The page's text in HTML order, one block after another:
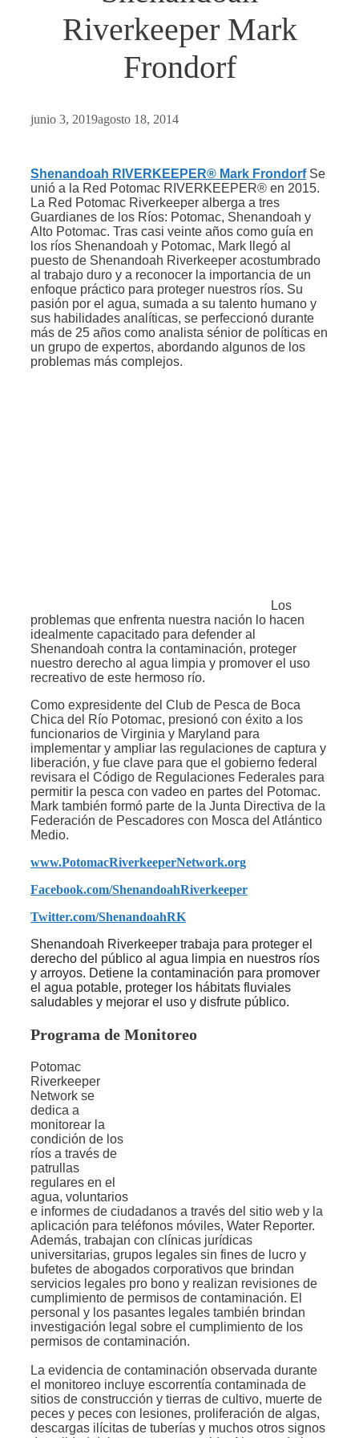
Riverkeeper Mark
Frondorf
junio 3, 2019agosto 18, 2014
Shenandoah RIVERKEEPER® Mark FrondorfSe
unió a la Red Potomac RIVERKEEPER® en 2015.
La Red Potomac Riverkeeper alberga a tres
Guardianes de los Ríos: Potomac, Shenandoah y
Alto Potomac. Tras casi veinte años como guía en
los ríos Shenandoah y Potomac, Mark llegó al
puesto de Shenandoah Riverkeeper acostumbrado
al trabajo duro y a reconocer la importancia de un
enfoque práctico para proteger nuestros ríos. Su
pasión por el agua, sumada a su talento humano y
sus habilidades analíticas, se perfeccionó durante
más de 25 años como analista sénior de políticas en
un grupo de expertos, abordando algunos de los
problemas más complejos.
Los
problemas que enfrenta nuestra nación lo hacen
idealmente capacitado para defender al
Shenandoah contra la contaminación, proteger
nuestro derecho al agua limpia y promover el uso
recreativo de este hermoso río.
Como expresidente del Club de Pesca de Boca
Chica del Río Potomac, presionó con éxito a los
funcionarios de Virginia y Maryland para
implementar y ampliar las regulaciones de captura y
liberación, y fue clave para que el gobierno federal
revisara el Código de Regulaciones Federales para
permitir la pesca con vadeo en partes del Potomac.
Mark también formó parte de la Junta Directiva de la
Federación de Pescadores con Mosca del Atlántico
Medio.
www.PotomacRiverkeeperNetwork.org
Facebook.com/ShenandoahRiverkeeper
Twitter.com/ShenandoahRK
Shenandoah Riverkeeper trabaja para proteger el
derecho del público al agua limpia en nuestros ríos
y arroyos. Detiene la contaminación para promover
el agua potable, proteger los hábitats fluviales
saludables y mejorar el uso y disfrute público.
Programa de Monitoreo
Potomac
Riverkeeper
Network se
dedica a
monitorear la
condición de los
ríos a través de
patrullas
regulares en el
agua, voluntarios
e informes de ciudadanos a través del sitio web y la
aplicación para teléfonos móviles, Water Reporter.
Además, trabajan con clínicas jurídicas
universitarias, grupos legales sin fines de lucro y
bufetes de abogados corporativos que brindan
servicios legales pro bono y realizan revisiones de
cumplimiento de permisos de contaminación. El
personal y los pasantes legales también brindan
investigación legal sobre el cumplimiento de los
permisos de contaminación.
La evidencia de contaminación observada durante
el monitoreo incluye escorrentía contaminada de
sitios de construcción y tierras de cultivo, muerte de
peces y peces con lesiones, proliferación de algas,
descargas ilícitas de tuberías y muchos otros signos